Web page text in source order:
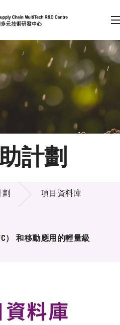
車鍵）
會員登入
A A EN 繁 简
書
計劃
劃 項目資料庫
） 和移動應用的輕量級
資料庫